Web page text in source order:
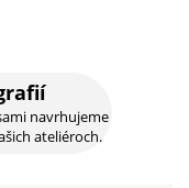
navrhujeme
ateliéroch.